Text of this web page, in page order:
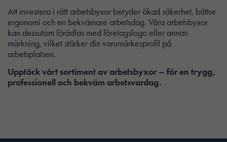
Att investera i rätt arbetsbyxor betyder ökad säkerhet, bättre
ergonomi och en bekvämare arbetsdag. Våra arbetsbyxor
kan dessutom förädlas med företagslogo eller annan
märkning, vilket stärker din varumärkesprofil på
arbetsplatsen.
Upptäck vårt sortiment av arbetsbyxor – för en trygg,
professionell och bekväm arbetsvardag.